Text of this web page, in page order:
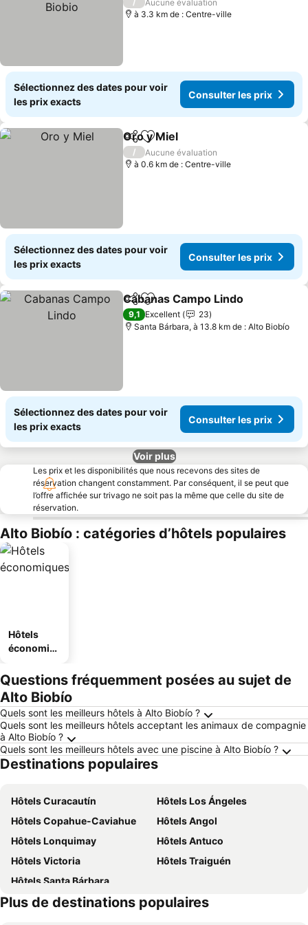
Aucune évaluation
à 3.3 km de : Centre-ville
Sélectionnez des dates pour voir
les prix exacts
Consulter les prix
PartagerAjouter à mes favoris
Oro y Miel
/
Aucune évaluation
à 0.6 km de : Centre-ville
Sélectionnez des dates pour voir
les prix exacts
Consulter les prix
PartagerAjouter à mes favoris
Cabanas Campo Lindo
9,1 Excellent
23
Santa Bárbara, à 13.8 km de : Alto Biobío
Sélectionnez des dates pour voir
les prix exacts
Consulter les prix
Voir plus
Les prix et les disponibilités que nous recevons des sites de
réservation changent constamment. Par conséquent, il se peut que
l’offre affichée sur trivago ne soit pas la même que celle du site de
réservation.
Alto Biobío : catégories d’hôtels populaires
Hôtels
économiq
Questions fréquemment posées au sujet de
Alto Biobío
Quels sont les meilleurs hôtels à Alto Biobío ?
Quels sont les meilleurs hôtels acceptant les animaux de compagnie
à Alto Biobío ?
Quels sont les meilleurs hôtels avec une piscine à Alto Biobío ?
Destinations populaires
Hôtels Curacautín
Hôtels Los Ángeles
Hôtels Copahue-Caviahue
Hôtels Angol
Hôtels Lonquimay
Hôtels Antuco
Hôtels Victoria
Hôtels Traiguén
Hôtels Santa Bárbara
Plus de destinations populaires